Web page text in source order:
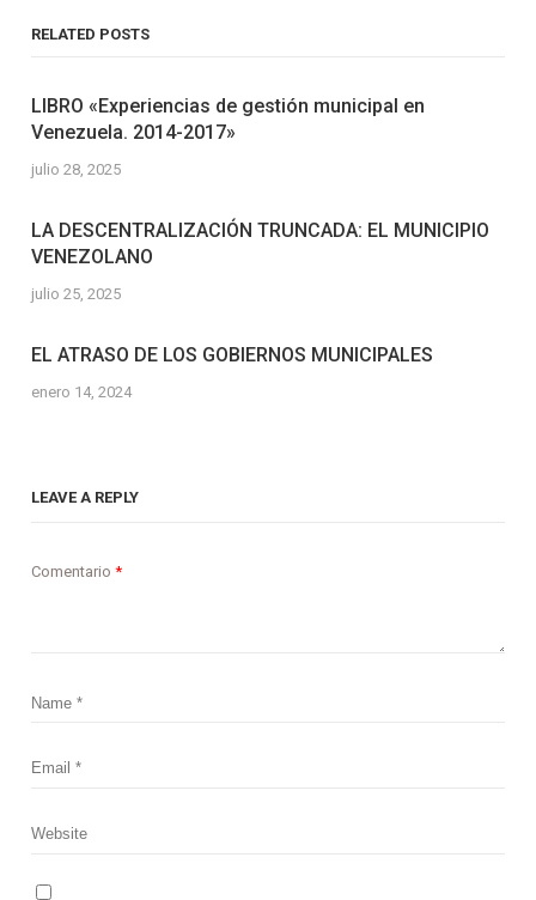
RELATED POSTS
LIBRO «Experiencias de gestión municipal en
Venezuela. 2014-2017»
julio 28, 2025
LA DESCENTRALIZACIÓN TRUNCADA: EL MUNICIPIO
VENEZOLANO
julio 25, 2025
EL ATRASO DE LOS GOBIERNOS MUNICIPALES
enero 14, 2024
LEAVE A REPLY
Comentario*